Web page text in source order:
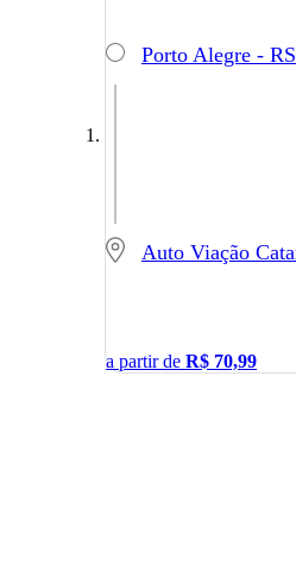
Porto Alegre - RS
a partir de R$ 70,99